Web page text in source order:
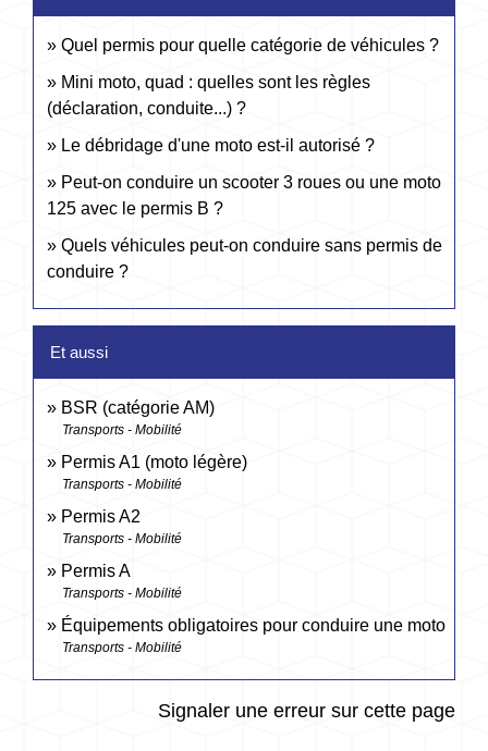
Quel permis pour quelle catégorie de véhicules ?
Mini moto, quad : quelles sont les règles
(déclaration, conduite...) ?
Le débridage d'une moto est-il autorisé ?
Peut-on conduire un scooter 3 roues ou une moto
125 avec le permis B ?
Quels véhicules peut-on conduire sans permis de
conduire ?
Et aussi
BSR (catégorie AM)
Transports - Mobilité
Permis A1 (moto légère)
Transports - Mobilité
Permis A2
Transports - Mobilité
Permis A
Transports - Mobilité
Équipements obligatoires pour conduire une moto
Transports - Mobilité
Signaler une erreur sur cette page